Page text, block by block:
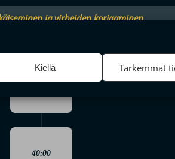
ja virheiden korjaaminen,
Tallenna ja ilmaise
Kiellä Tarkemmat
2. ERÄ
3. ERÄ
40:00